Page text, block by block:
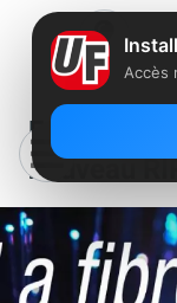
Free
nouveau
Accès